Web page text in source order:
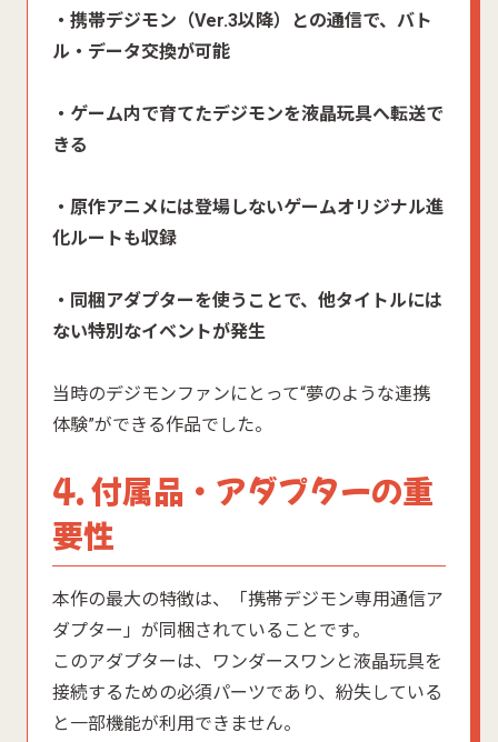
・携帯デジモン（Ver.3以降）との通信で、バト
ル・データ交換が可能
・ゲーム内で育てたデジモンを液晶玩具へ転送で
きる
・原作アニメには登場しないゲームオリジナル進
化ルートも収録
・同梱アダプターを使うことで、他タイトルには
ない特別なイベントが発生
当時のデジモンファンにとって“夢のような連携
体験”ができる作品でした。
4. 付属品・アダプターの重
要性
本作の最大の特徴は、「携帯デジモン専用通信ア
ダプター」が同梱されていることです。
このアダプターは、ワンダースワンと液晶玩具を
接続するための必須パーツであり、紛失している
と一部機能が利用できません。